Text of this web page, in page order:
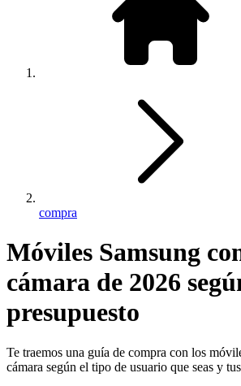
compra
Móviles Samsung
cámara de 2026
presupuesto
Te traemos una guía de compra con los
cámara según el tipo de usuario que seas y